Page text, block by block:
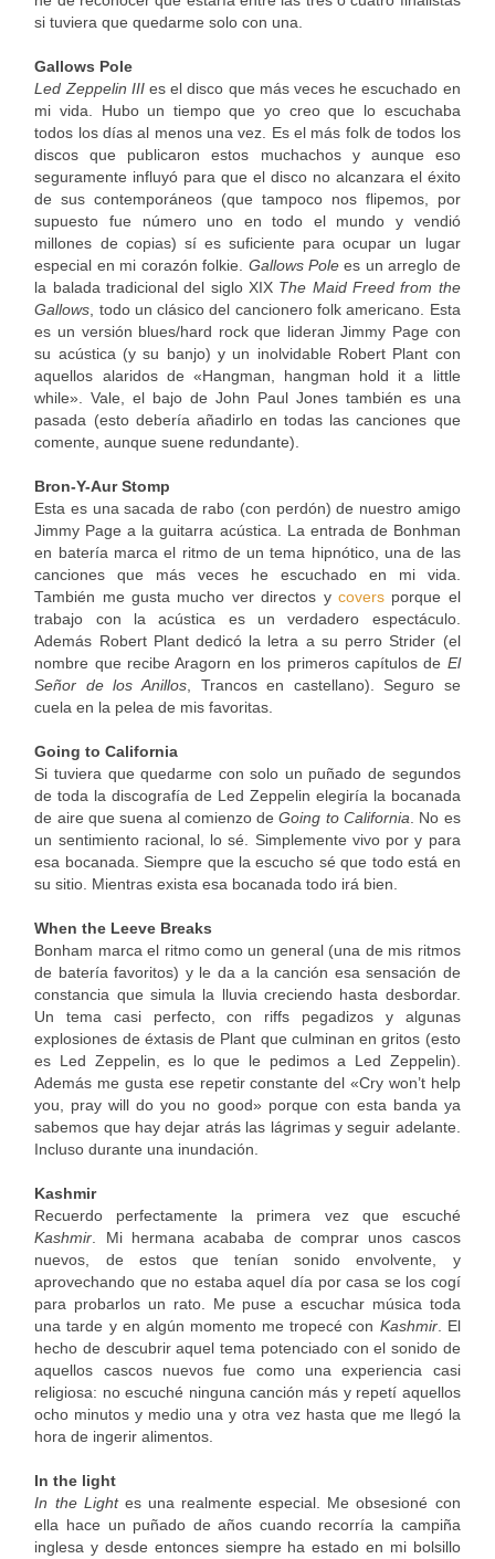
si tuviera que quedarme solo con una.
Gallows Pole
Led Zeppelin IIIes el disco que más veces he escuchado en
mi vida. Hubo un tiempo que yo creo que lo escuchaba
todos los días al menos una vez. Es el más folk de todos los
discos que publicaron estos muchachos y aunque eso
seguramente influyó para que el disco no alcanzara el éxito
de sus contemporáneos (que tampoco nos flipemos, por
supuesto fue número uno en todo el mundo y vendió
millones de copias) sí es suficiente para ocupar un lugar
especial en mi corazón folkie. Gallows Polees un arreglo de
la balada tradicional del siglo XIX The Maid Freed from the
Gallows , todo un clásico del cancionero folk americano. Esta
es un versión blues/hard rock que lideran Jimmy Page con
su acústica (y su banjo) y un inolvidable Robert Plant con
aquellos alaridos de «Hangman, hangman hold it a little
while». Vale, el bajo de John Paul Jones también es una
pasada (esto debería añadirlo en todas las canciones que
comente, aunque suene redundante).
Bron-Y-Aur Stomp
Esta es una sacada de rabo (con perdón) de nuestro amigo
Jimmy Page a la guitarra acústica. La entrada de Bonhman
en batería marca el ritmo de un tema hipnótico, una de las
canciones que más veces he escuchado en mi vida.
También me gusta mucho ver directos y coversporque el
trabajo con la acústica es un verdadero espectáculo.
Además Robert Plant dedicó la letra a su perro Strider (el
nombre que recibe Aragorn en los primeros capítulos de El
Señor de los Anillos, Trancos en castellano). Seguro se
cuela en la pelea de mis favoritas.
Going to California
Si tuviera que quedarme con solo un puñado de segundos
de toda la discografía de Led Zeppelin elegiría la bocanada
de aire que suena al comienzo deGoing to California . No es
un sentimiento racional, lo sé. Simplemente vivo por y para
esa bocanada. Siempre que la escucho sé que todo está en
su sitio. Mientras exista esa bocanada todo irá bien.
When the Leeve Breaks
Bonham marca el ritmo como un general (una de mis ritmos
de batería favoritos) y le da a la canción esa sensación de
constancia que simula la lluvia creciendo hasta desbordar.
Un tema casi perfecto, con riffs pegadizos y algunas
explosiones de éxtasis de Plant que culminan en gritos (esto
es Led Zeppelin, es lo que le pedimos a Led Zeppelin).
Además me gusta ese repetir constante del «Cry won’t help
you, pray will do you no good» porque con esta banda ya
sabemos que hay dejar atrás las lágrimas y seguir adelante.
Incluso durante una inundación.
Kashmir
Recuerdo perfectamente la primera vez que escuché
Kashmir . Mi hermana acababa de comprar unos cascos
nuevos, de estos que tenían sonido envolvente, y
aprovechando que no estaba aquel día por casa se los cogí
para probarlos un rato. Me puse a escuchar música toda
una tarde y en algún momento me tropecé con Kashmir. El
hecho de descubrir aquel tema potenciado con el sonido de
aquellos cascos nuevos fue como una experiencia casi
religiosa: no escuché ninguna canción más y repetí aquellos
ocho minutos y medio una y otra vez hasta que me llegó la
hora de ingerir alimentos.
In the light
In the Lightes una realmente especial. Me obsesioné con
ella hace un puñado de años cuando recorría la campiña
inglesa y desde entonces siempre ha estado en mi bolsillo